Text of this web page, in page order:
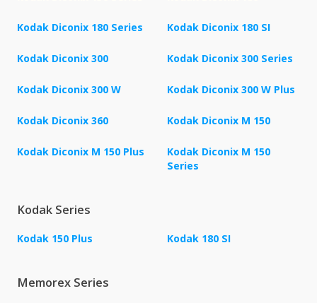
Kodak Diconix 180 Series Kodak Diconix 180 SI
Kodak Diconix 300 Kodak Diconix 300 Series
Kodak Diconix 300 W Kodak Diconix 300 W Plus
Kodak Diconix 360 Kodak Diconix M 150
Kodak Diconix M 150 Plus
Kodak Diconix M 150
Series
Kodak Series
Kodak 150 Plus Kodak 180 SI
Memorex Series